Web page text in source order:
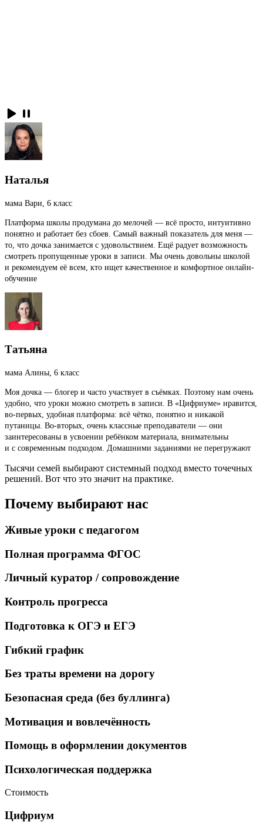
Наталья
мама Вари, 6 класс
Платформа школы продумана до мелочей — всё просто, интуитивно
понятно и работает без сбоев. Самый важный показатель для меня —
то, что дочка занимается с удовольствием. Ещё радует возможность
смотреть пропущенные уроки в записи. Мы очень довольны школой
и рекомендуем её всем, кто ищет качественное и комфортное онлайн-
обучение
Татьяна
мама Алины, 6 класс
Моя дочка — блогер и часто участвует в съёмках. Поэтому нам очень
удобно, что уроки можно смотреть в записи. В «Цифриуме» нравится,
во-первых, удобная платформа: всё чётко, понятно и никакой
путаницы. Во-вторых, очень классные преподаватели — они
заинтересованы в усвоении ребёнком материала, внимательны
и с современным подходом. Домашними заданиями не перегружают
Тысячи семей выбирают системный подход вместо точечных
решений. Вот что это значит на практике.
Почему выбирают нас
Живые уроки с педагогом
Полная программа ФГОС
Личный куратор / сопровождение
Контроль прогресса
Подготовка к ОГЭ и ЕГЭ
Гибкий график
Без траты времени на дорогу
Безопасная среда (без буллинга)
Мотивация и вовлечённость
Помощь в оформлении документов
Психологическая поддержка
Стоимость
Цифриум